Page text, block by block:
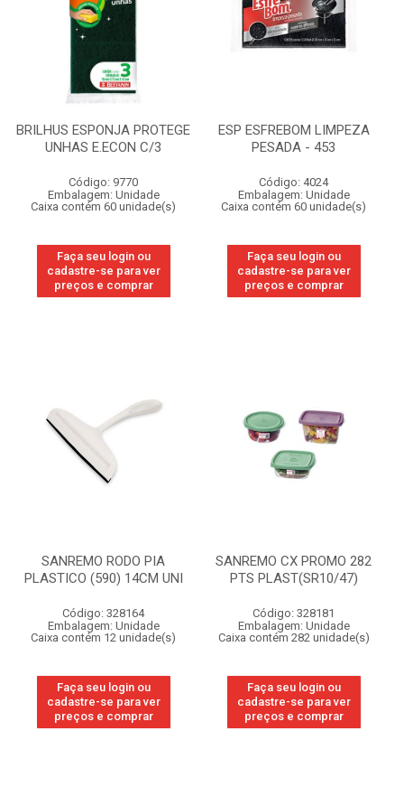
BRILHUS ESPONJA PROTEGE
UNHAS E.ECON C/3
Código: 9770
Embalagem: Unidade
Caixa contém 60 unidade(s)
Faça seu login ou
cadastre-se para ver
preços e comprar
ESP ESFREBOM LIMPEZA
PESADA - 453
Código: 4024
Embalagem: Unidade
Caixa contém 60 unidade(s)
Faça seu login ou
cadastre-se para ver
preços e comprar
SANREMO RODO PIA
PLASTICO (590) 14CM UNI
Código: 328164
Embalagem: Unidade
Caixa contém 12 unidade(s)
Faça seu login ou
cadastre-se para ver
preços e comprar
SANREMO CX PROMO 282
PTS PLAST(SR10/47)
Código: 328181
Embalagem: Unidade
Caixa contém 282 unidade(s)
Faça seu login ou
cadastre-se para ver
preços e comprar